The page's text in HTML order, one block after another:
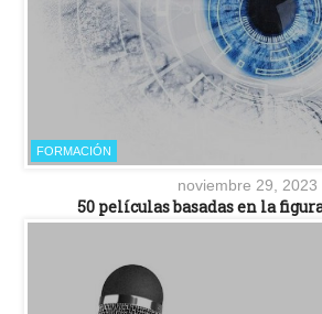
FORMACIÓN
noviembre 29, 2023
50 películas basadas en la